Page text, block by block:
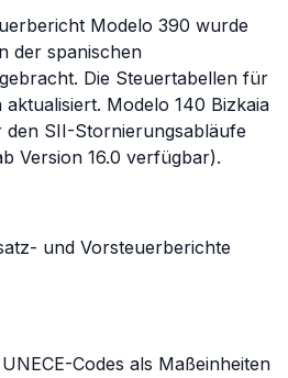
Modelo 390 wurde
der spanischen
Die Steuertabellen für
Modelo 140 Bizkaia
SII-Stornierungsabläufe
Version 16.0 verfügbar).
und Vorsteuerberichte
Codes als Maßeinheiten